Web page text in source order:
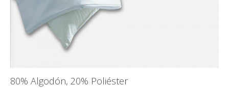
80% Algodón, 20% Poliéster